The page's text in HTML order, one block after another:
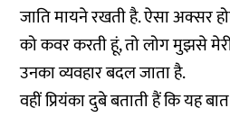
जाति मायने रखती है. ऐसा अक्सर
को कवर करती हूं, तो लोग मुझसे
उनका व्यवहार बदल जाता है.
वहीं प्रियंका दुबे बताती हैं कि यह